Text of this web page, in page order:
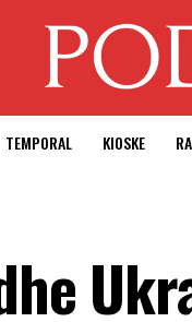
TEMPORAL KIOSKE